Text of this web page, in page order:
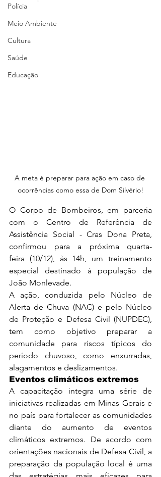
Polícia
Meio Ambiente
Cultura
Saúde
Educação
A meta é preparar para ação em caso de
ocorrências como essa de Dom Silvério!
O Corpo de Bombeiros, em parceria
com o Centro de Referência de
Assistência Social - Cras Dona Preta,
confirmou para a próxima quarta-
feira (10/12), às 14h, um treinamento
especial destinado à população de
João Monlevade.
A ação, conduzida pelo Núcleo de
Alerta de Chuva (NAC) e pelo Núcleo
de Proteção e Defesa Civil (NUPDEC),
tem como objetivo preparar a
comunidade para riscos típicos do
período chuvoso, como enxurradas,
alagamentos e deslizamentos.
Eventos climáticos extremos
A capacitação integra uma série de
iniciativas realizadas em Minas Gerais e
no país para fortalecer as comunidades
diante do aumento de eventos
climáticos extremos. De acordo com
orientações nacionais de Defesa Civil, a
preparação da população local é uma